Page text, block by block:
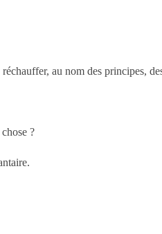
au nom des principes,
?